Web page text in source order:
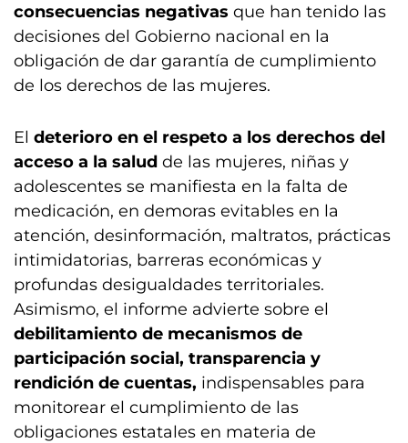
consecuencias negativas que han tenido las
decisiones del Gobierno nacional en la
obligación de dar garantía de cumplimiento
de los derechos de las mujeres.
El deterioro en el respeto a los derechos del
acceso a la salud de las mujeres, niñas y
adolescentes se manifiesta en la falta de
medicación, en demoras evitables en la
atención, desinformación, maltratos, prácticas
intimidatorias, barreras económicas y
profundas desigualdades territoriales.
Asimismo, el informe advierte sobre el
debilitamiento de mecanismos de
participación social, transparencia y
rendición de cuentas, indispensables para
monitorear el cumplimiento de las
obligaciones estatales en materia de